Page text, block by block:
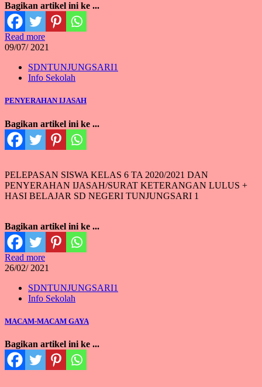
Bagikan artikel ini ke ...
Read more
09/07/ 2021
SDNTUNJUNGSARI1
Info Sekolah
PENYERAHAN IJASAH
Bagikan artikel ini ke ...
PELEPASAN SISWA KELAS 6 TA 2020/2021 DAN
PENYERAHAN IJASAH/SURAT KETERANGAN LULUS +
HASI BELAJAR SD NEGERI TUNJUNGSARI 1
Bagikan artikel ini ke ...
Read more
26/02/ 2021
SDNTUNJUNGSARI1
Info Sekolah
MACAM-MACAM GAYA
Bagikan artikel ini ke ...